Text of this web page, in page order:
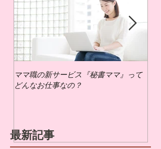
最新記事
ママ職の新サービス『秘書ママ』って
どんなお仕事なの？